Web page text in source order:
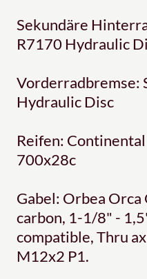
Sekundäre
R7170 Hydraulic
Vorderradbremse:
Hydraulic Disc
Reifen:
700x28c
Gabel: Orbea
carbon, 1-1/8" -
compatible, Thru
M12x2 P1.